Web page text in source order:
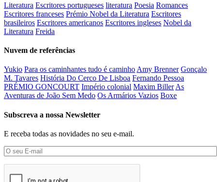
Literatura Escritores portugueses literatura Poesia Romances
Escritores franceses Prémio Nobel da Literatura Escritores
brasileiros Escritores americanos Escritores ingleses Nobel da
Literatura Freida
Nuvem de referências
Yukio Para os caminhantes tudo é caminho Amy Brenner Gonçalo
M. Tavares História Do Cerco De Lisboa Fernando Pessoa
PRÉMIO GONCOURT Império colonial Maxim Biller As
Aventuras de João Sem Medo Os Armários Vazios Boxe
Subscreva a nossa Newsletter
E receba todas as novidades no seu e-mail.